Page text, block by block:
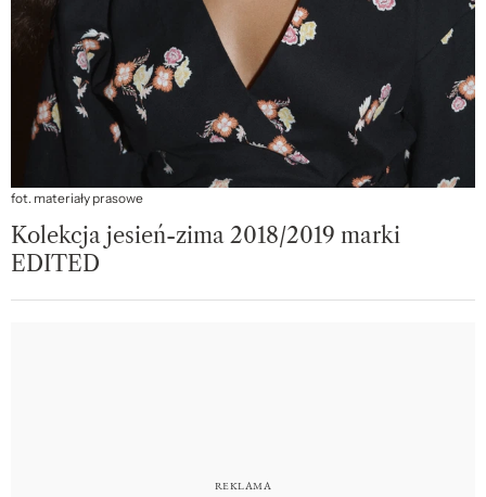
fot. materiały prasowe
Kolekcja jesień-zima 2018/2019 marki
EDITED